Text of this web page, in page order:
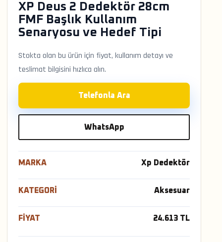
XP Deus 2 Dedektör 28cm
FMF Başlık Kullanım
Senaryosu ve Hedef Tipi
Stokta olan bu ürün için fiyat, kullanım detayı ve
teslimat bilgisini hızlıca alın.
Telefonla Ara
WhatsApp
MARKA Xp Dedektör
KATEGORI Aksesuar
FIYAT 24.613 TL